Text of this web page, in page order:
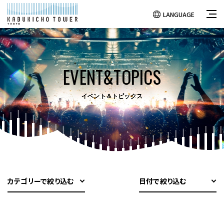
LANGUAGE
EVENT&TOPICS
イベント＆トピックス
カテゴリーで絞り込む 日付で絞り込む